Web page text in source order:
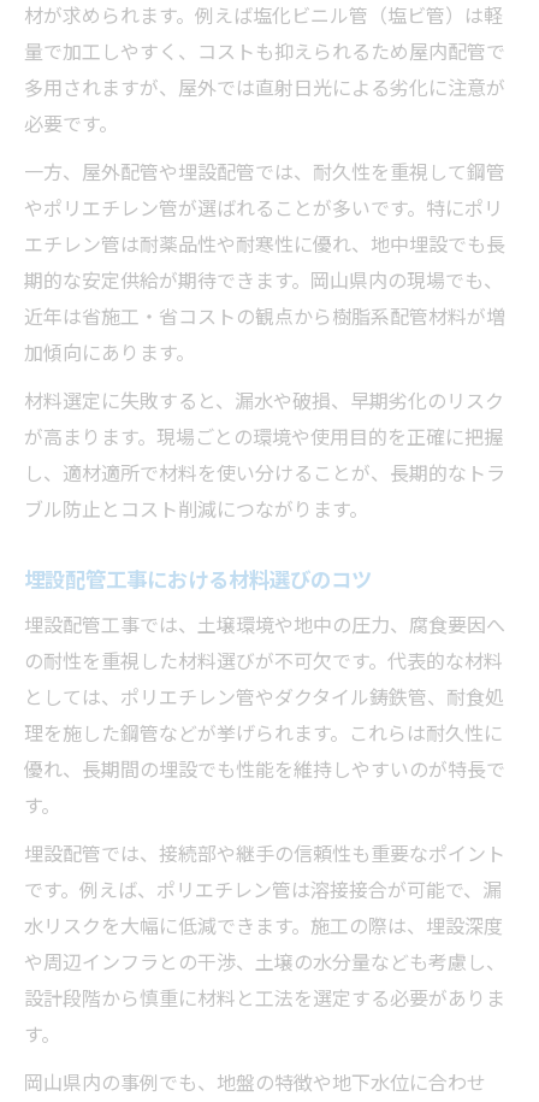
材が求められます。例えば塩化ビニル管（塩ビ管）は軽
量で加工しやすく、コストも抑えられるため屋内配管で
多用されますが、屋外では直射日光による劣化に注意が
必要です。
一方、屋外配管や埋設配管では、耐久性を重視して鋼管
やポリエチレン管が選ばれることが多いです。特にポリ
エチレン管は耐薬品性や耐寒性に優れ、地中埋設でも長
期的な安定供給が期待できます。岡山県内の現場でも、
近年は省施工・省コストの観点から樹脂系配管材料が増
加傾向にあります。
材料選定に失敗すると、漏水や破損、早期劣化のリスク
が高まります。現場ごとの環境や使用目的を正確に把握
し、適材適所で材料を使い分けることが、長期的なトラ
ブル防止とコスト削減につながります。
埋設配管工事における材料選びのコツ
埋設配管工事では、土壌環境や地中の圧力、腐食要因へ
の耐性を重視した材料選びが不可欠です。代表的な材料
としては、ポリエチレン管やダクタイル鋳鉄管、耐食処
理を施した鋼管などが挙げられます。これらは耐久性に
優れ、長期間の埋設でも性能を維持しやすいのが特長で
す。
埋設配管では、接続部や継手の信頼性も重要なポイント
です。例えば、ポリエチレン管は溶接接合が可能で、漏
水リスクを大幅に低減できます。施工の際は、埋設深度
や周辺インフラとの干渉、土壌の水分量なども考慮し、
設計段階から慎重に材料と工法を選定する必要がありま
す。
岡山県内の事例でも、地盤の特徴や地下水位に合わせ